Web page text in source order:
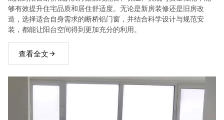
够有效提升住宅品质和居住舒适度。无论是新房装修还是旧房改
造，选择适合自身需求的断桥铝门窗，并结合科学设计与规范安
装，都能让阳台空间得到更加充分的利用。
查看全文